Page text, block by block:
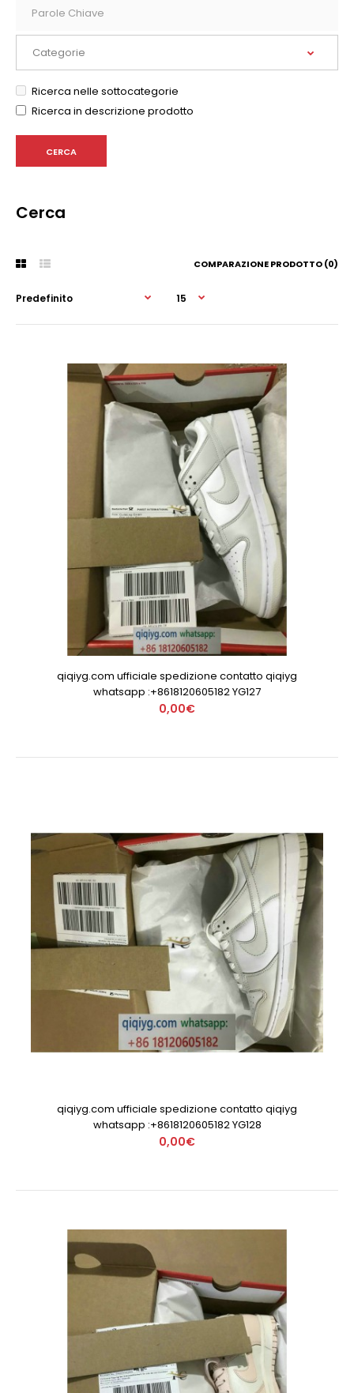
Ricerca nelle sottocategorie
Ricerca in descrizione prodotto
Cerca
COMPARAZIONE PRODOTTO (0)
qiqiyg.com ufficiale spedizione contatto qiqiyg
whatsapp :+8618120605182 YG127
0,00€
qiqiyg.com ufficiale spedizione contatto qiqiyg
whatsapp :+8618120605182 YG128
0,00€